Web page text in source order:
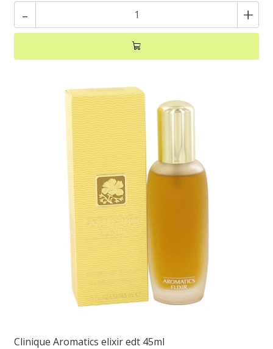
- +
Clinique Aromatics elixir edt 45ml